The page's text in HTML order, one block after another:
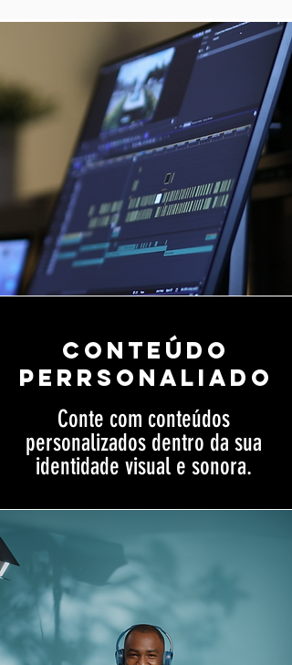
Conteúdo
perrsonaliado
Conte com conteúdos
personalizados dentro da sua
identidade visual e sonora.